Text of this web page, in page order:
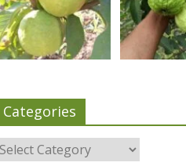
Categories
Categories